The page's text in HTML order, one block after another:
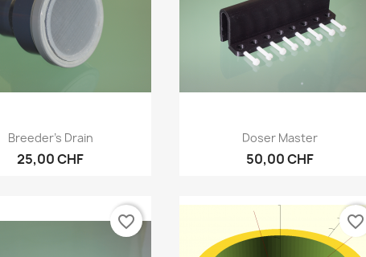
Vorschau
Breeder's Drain
25,00 CHF
Vorschau
Doser Master
50,00 CHF
favorite_border favorite_border